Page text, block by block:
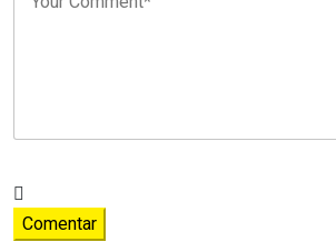
Comentar